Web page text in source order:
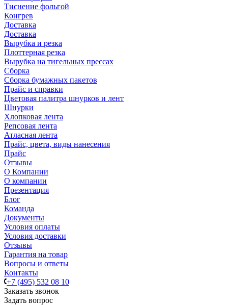
Тиснение фольгой
Конгрев
Доставка
Доставка
Вырубка и резка
Плоттерная резка
Вырубка на тигельных прессах
Сборка
Сборка бумажных пакетов
Прайс и справки
Цветовая палитра шнурков и лент
Шнурки
Хлопковая лента
Репсовая лента
Атласная лента
Прайс, цвета, виды нанесения
Прайс
Отзывы
О Компании
О компании
Презентация
Блог
Команда
Документы
Условия оплаты
Условия доставки
Отзывы
Гарантия на товар
Вопросы и ответы
Контакты
+7 (495) 532 08 10
Заказать звонок
Задать вопрос